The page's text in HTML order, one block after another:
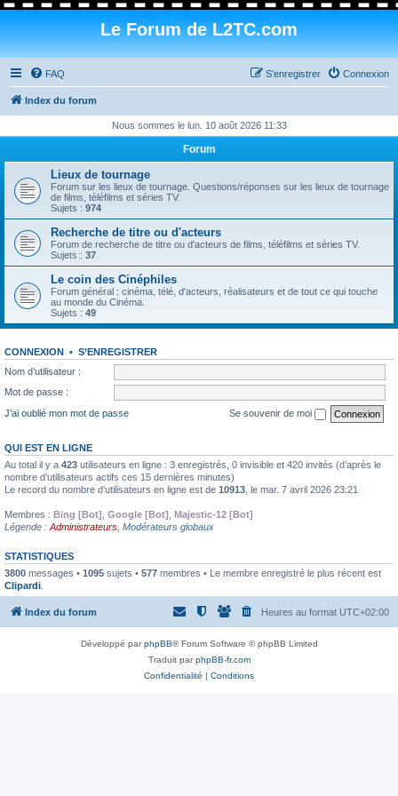
Le Forum de L2TC.com
FAQ Connexion
S’enregistrer
Index du forum
Nous sommes le lun. 10 août 2026 11:33
Forum
Lieux de tournage
Forum sur les lieux de tournage. Questions/réponses sur les lieux de tournage
de films, téléfilms et séries TV.
Sujets : 974
Recherche de titre ou d'acteurs
Forum de recherche de titre ou d'acteurs de films, téléfilms et séries TV.
Sujets : 37
Le coin des Cinéphiles
Forum général : cinéma, télé, d'acteurs, réalisateurs et de tout ce qui touche
au monde du Cinéma.
Sujets : 49
CONNEXION • S’ENREGISTRER
Nom d’utilisateur :
Mot de passe :
J’ai oublié mon mot de passe
Se souvenir de moi
QUI EST EN LIGNE
Au total il y a 423 utilisateurs en ligne : 3 enregistrés, 0 invisible et 420 invités (d’après le
nombre d’utilisateurs actifs ces 15 dernières minutes)
Le record du nombre d’utilisateurs en ligne est de 10913 , le mar. 7 avril 2026 23:21
Membres : Bing [Bot] Google [Bot] Majestic-12 [Bot]
Légende : Administrateurs Modérateurs globaux
STATISTIQUES
3800 messages • 1095 sujets • 577 membres • Le membre enregistré le plus récent est
Clipardi
Index du forum Heures au format UTC+02:00
Développé parphpBB® Forum Software © phpBB Limited
Traduit parphpBB-fr.com
Confidentialité | Conditions